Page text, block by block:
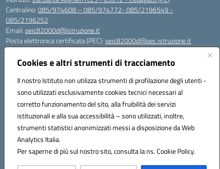
Cookies e altri strumenti di tracciamento
Il nostro Istituto non utilizza strumenti di profilazione degli utenti -
sono utilizzati esclusivamente cookies tecnici necessari al
corretto funzionamento del sito, alla fruibilità dei servizi
istituzionali e alla sua accessibilità – sono utilizzati, inoltre,
strumenti statistici anonimizzati messi a disposizione da Web
Analytics Italia.
Per saperne di più sul nostro sito, consulta la ns. Cookie Policy.
Centralino:085/974608 – 085/974772- 085/2196549 -
085/2196252
Email: peic82000d@istruzione.it
Posta elettronica certificata (PEC): peic82000d@pec.istruzione.it
Codice fiscale: 91100590685
Codice meccanografico: PEIC82000D
Codice Indice delle Pubbliche Amministrazioni (IPA): istsc_peic82000d
Codice unico di fatturazione (CUF): UFYS5I
Sede provvisoria dell'Istituto Comprensivo Cepagatti
Via Elsa Morante, 12 - 65012 - Villareia (PE)
Hosting & Powered by 3D Solution S.r.l.
Concept & Design by Designers Italia